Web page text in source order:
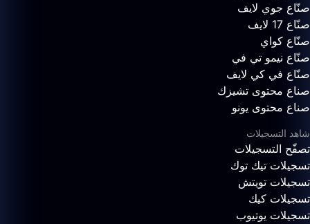
صنّاع جوي لايف
صنّاع 17 لايف
صنّاع كواي
صنّاع نيمو تي في
صنّاع في كي لايف
صناع محتوى تشيزك
صناع محتوى يونو
شاهد التسجيلات
تصفّح التسجيلات
تسجيلات تيك توك
تسجيلات تويتش
تسجيلات كيك
تسجيلات يوتيوب